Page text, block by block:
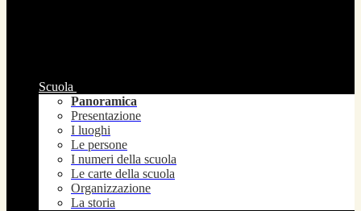
Scuola
Panoramica
Presentazione
I luoghi
Le persone
I numeri della scuola
Le carte della scuola
Organizzazione
La storia